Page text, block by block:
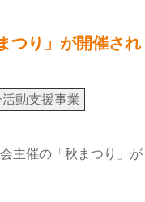
つり」が開催され
動支援事業
主催の「秋まつり」が